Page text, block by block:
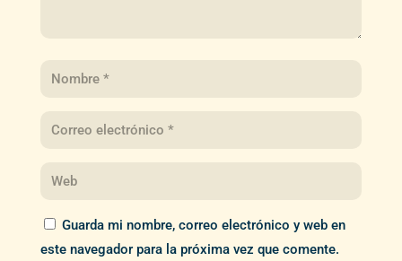
Guarda mi nombre, correo electrónico y web en
este navegador para la próxima vez que comente.